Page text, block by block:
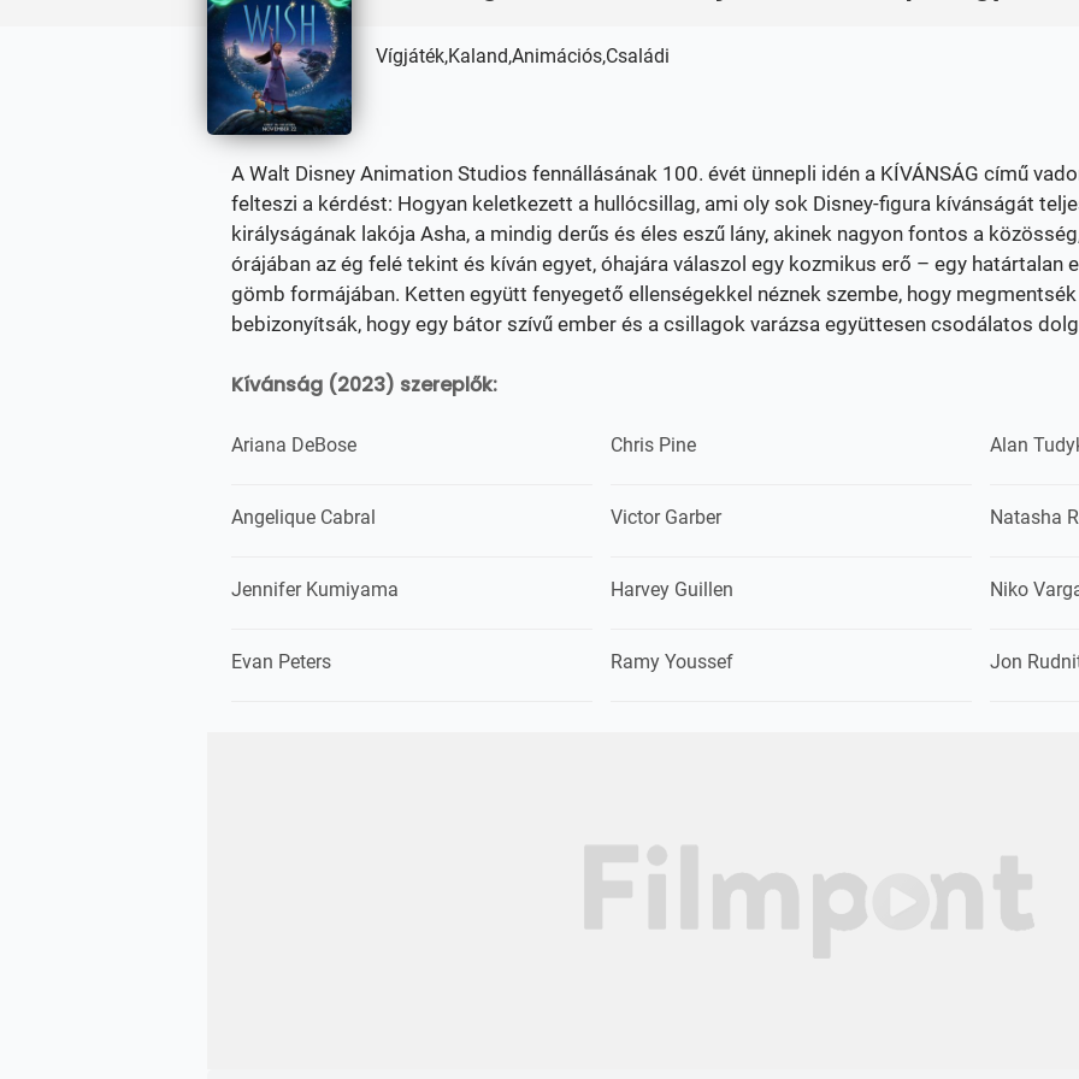
Vígjáték,Kaland,Animációs,Családi
A Walt Disney Animation Studios fennállásának 100. évét ünnepli idén a KÍVÁNSÁG című
felteszi a kérdést: Hogyan keletkezett a hullócsillag, ami oly sok Disney-figura kívánságát
királyságának lakója Asha, a mindig derűs és éles eszű lány, akinek nagyon fontos a
órájában az ég felé tekint és kíván egyet, óhajára válaszol egy kozmikus erő – egy határtalan
gömb formájában. Ketten együtt fenyegető ellenségekkel néznek szembe, hogy
bebizonyítsák, hogy egy bátor szívű ember és a csillagok varázsa együttesen csodálatos
Kívánság (2023) szereplők:
Ariana DeBose Chris Pine Alan
Angelique Cabral Victor Garber Natasha
Jennifer Kumiyama Harvey Guillen Niko
Evan Peters Ramy Youssef Jon